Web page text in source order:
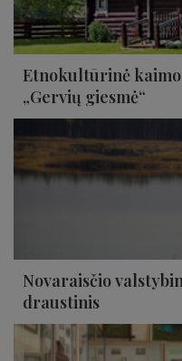
Etnokultūrinė
„Gervių giesmė“
Novaraisčio
draustinis